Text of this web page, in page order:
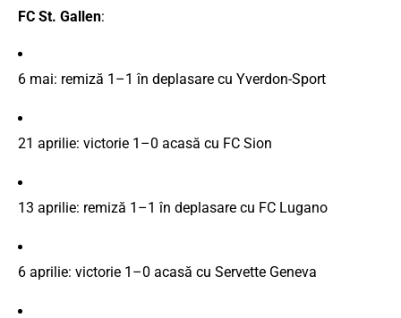
FC St. Gallen:
6 mai: remiză 1–1în deplasare cu Yverdon-Sport
21 aprilie: victorie 1–0 acasă cu FC Sion
13 aprilie: remiză 1–1în deplasare cu FC Lugano
6 aprilie: victorie 1–0 acasă cu Servette Geneva